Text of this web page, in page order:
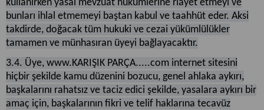
kullanırken yasal mevzuat hükümlerine riayet etmeyi ve
bunları ihlal etmemeyi baştan kabul ve taahhüt eder. Aksi
takdirde, doğacak tüm hukuki ve cezai yükümlülükler
tamamen ve münhasıran üyeyi bağlayacaktır.
3.4. Üye, www.KARIŞIK PARÇA.....com internet sitesini
hiçbir şekilde kamu düzenini bozucu, genel ahlaka aykırı,
başkalarını rahatsız ve taciz edici şekilde, yasalara aykırı bir
amaç için, başkalarının fikri ve telif haklarına tecavüz